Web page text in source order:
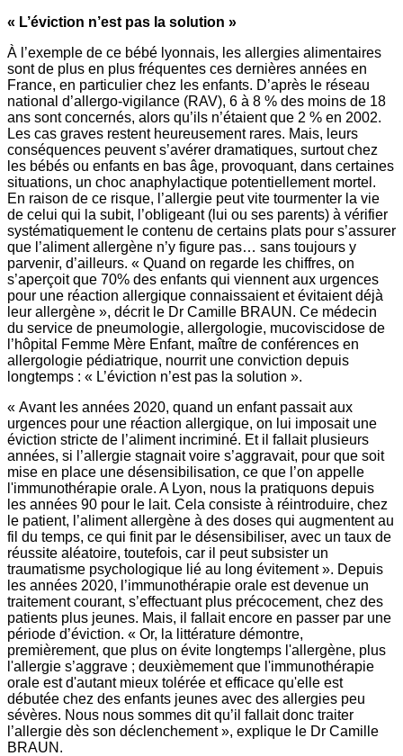
« L’éviction n’est pas la solution »
À l’exemple de ce bébé lyonnais, les allergies alimentaires
sont de plus en plus fréquentes ces dernières années en
France, en particulier chez les enfants. D’après le réseau
national d’allergo-vigilance (RAV), 6 à 8 % des moins de 18
ans sont concernés, alors qu’ils n’étaient que 2 % en 2002.
Les cas graves restent heureusement rares. Mais, leurs
conséquences peuvent s’avérer dramatiques, surtout chez
les bébés ou enfants en bas âge, provoquant, dans certaines
situations, un choc anaphylactique potentiellement mortel.
En raison de ce risque, l’allergie peut vite tourmenter la vie
de celui qui la subit, l’obligeant (lui ou ses parents) à vérifier
systématiquement le contenu de certains plats pour s’assurer
que l’aliment allergène n’y figure pas… sans toujours y
parvenir, d’ailleurs. « Quand on regarde les chiffres, on
s’aperçoit que 70% des enfants qui viennent aux urgences
pour une réaction allergique connaissaient et évitaient déjà
leur allergène », décrit le Dr Camille BRAUN. Ce médecin
du service de pneumologie, allergologie, mucoviscidose de
l’hôpital Femme Mère Enfant, maître de conférences en
allergologie pédiatrique, nourrit une conviction depuis
longtemps : « L’éviction n’est pas la solution ».
« Avant les années 2020, quand un enfant passait aux
urgences pour une réaction allergique, on lui imposait une
éviction stricte de l’aliment incriminé. Et il fallait plusieurs
années, si l’allergie stagnait voire s’aggravait, pour que soit
mise en place une désensibilisation, ce que l’on appelle
l'immunothérapie orale. A Lyon, nous la pratiquons depuis
les années 90 pour le lait. Cela consiste à réintroduire, chez
le patient, l’aliment allergène à des doses qui augmentent au
fil du temps, ce qui finit par le désensibiliser, avec un taux de
réussite aléatoire, toutefois, car il peut subsister un
traumatisme psychologique lié au long évitement ». Depuis
les années 2020, l’immunothérapie orale est devenue un
traitement courant, s’effectuant plus précocement, chez des
patients plus jeunes. Mais, il fallait encore en passer par une
période d’éviction. « Or, la littérature démontre,
premièrement, que plus on évite longtemps l'allergène, plus
l'allergie s’aggrave ; deuxièmement que l'immunothérapie
orale est d'autant mieux tolérée et efficace qu'elle est
débutée chez des enfants jeunes avec des allergies peu
sévères. Nous nous sommes dit qu’il fallait donc traiter
l’allergie dès son déclenchement », explique le Dr Camille
BRAUN.